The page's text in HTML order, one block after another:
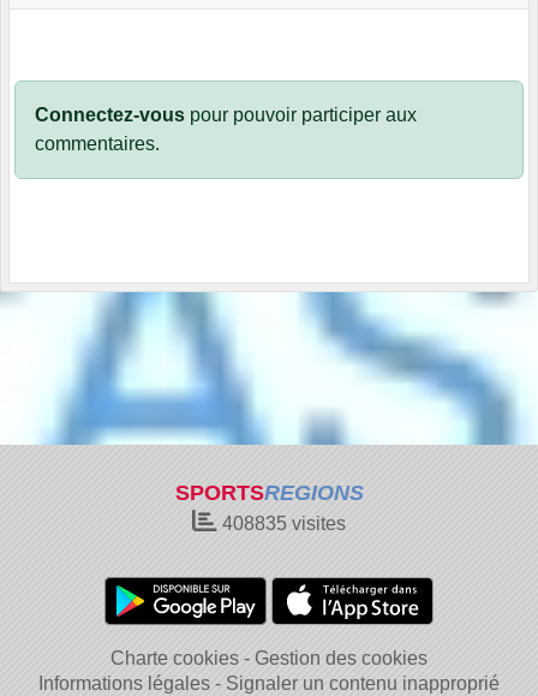
Connectez-vous pour pouvoir participer aux
commentaires.
SPORTSREGIONS
408835 visites
Charte cookies
Gestion des cookies
Informations légales
Signaler un contenu inapproprié